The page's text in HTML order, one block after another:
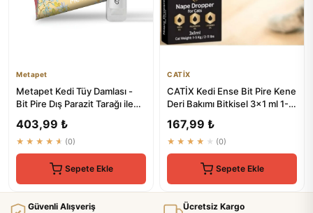
Metapet
Metapet Kedi Tüy Damlası -
Bit Pire Dış Parazit Tarağı ile
403,99 ₺
★★★★★ (0)
Sepete Ekle
CATİX
CATİX Kedi Ense Bit Pire Kene
Deri Bakımı Bitkisel 3x1 ml 1-5
167,99 ₺
★★★★★ (0)
Sepete Ekle
Güvenli Alışveriş Ücretsiz Kargo